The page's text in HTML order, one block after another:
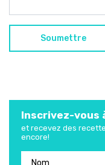
Inscrivez-
et recevez des
encore!